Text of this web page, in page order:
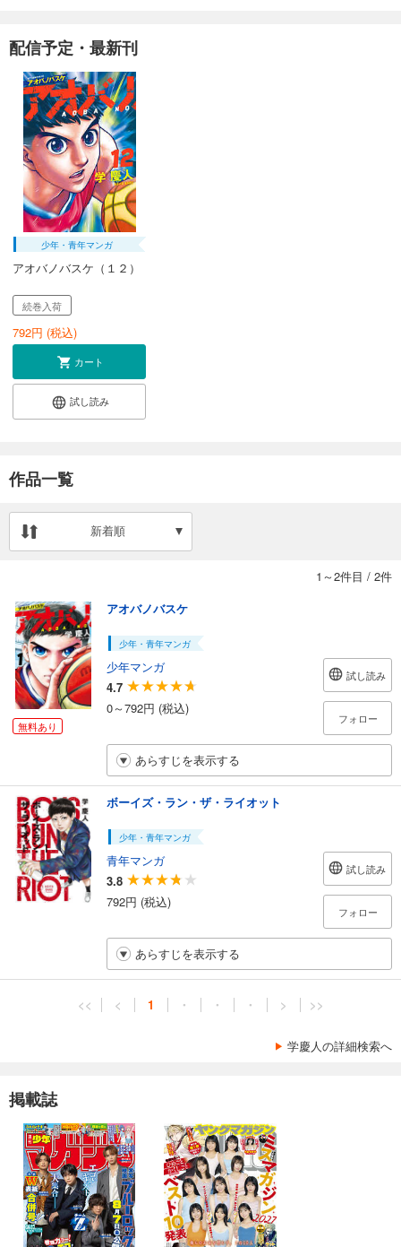
配信予定・最新刊
少年・青年マンガ
アオバノバスケ（１２）
続巻入荷
792円 (税込)
カート
試し読み
作品一覧
新着順
1～2件目 / 2件
無料あり
アオバノバスケ
少年・青年マンガ
少年マンガ
4.7
0～792円 (税込)
試し読み
フォロー
あらすじを表示する
ボーイズ・ラン・ザ・ライオット
少年・青年マンガ
青年マンガ
3.8
792円 (税込)
試し読み
フォロー
あらすじを表示する
<< < 1 ・ ・ ・ > >>
学慶人の詳細検索へ
掲載誌